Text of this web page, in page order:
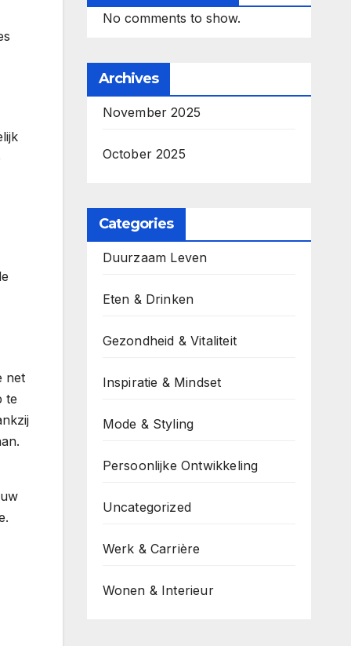
net
te
No comments to show.
Archives
November 2025
October 2025
Categories
Duurzaam Leven
Eten & Drinken
Gezondheid & Vitaliteit
Inspiratie & Mindset
Mode & Styling
Persoonlijke Ontwikkeling
Uncategorized
Werk & Carrière
Wonen & Interieur